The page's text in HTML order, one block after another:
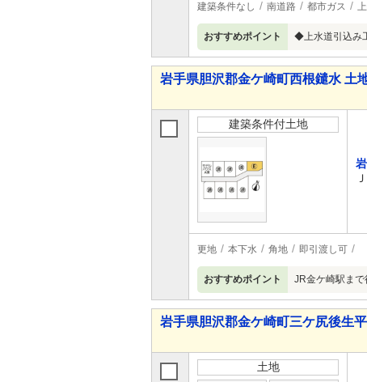
建築条件なし 南道路 都市ガス
おすすめポイント ◆上水道引込み
岩手県胆沢郡金ケ崎町西根鑓水 土
建築条件付土地
更地 本下水 角地 即引渡し可
おすすめポイント JR金ケ崎駅ま
岩手県胆沢郡金ケ崎町三ケ尻後生
土地